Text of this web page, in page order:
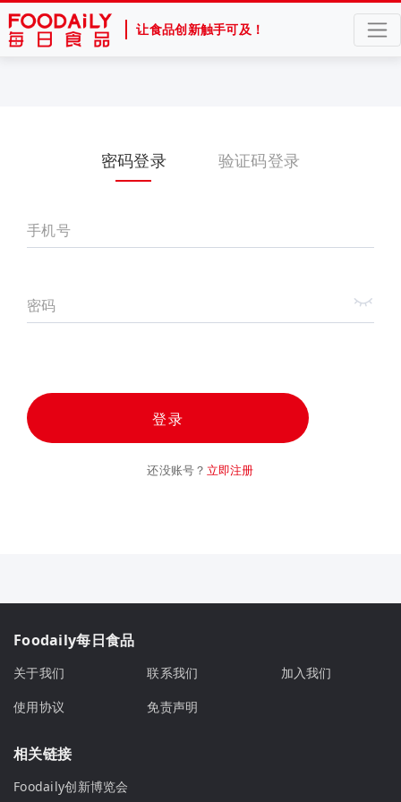
让食品创新触手可及！
密码登录 验证码登录
手机号
密码
登录
还没账号？ 立即注册
Foodaily每日食品
关于我们 联系我们
加入我们
使用协议
免责声明
相关链接
Foodaily创新博览会